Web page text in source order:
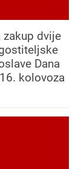
zakup dvije
Dana
kolovoza